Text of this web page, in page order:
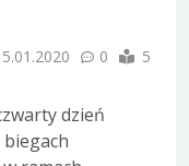
0
5
dzień